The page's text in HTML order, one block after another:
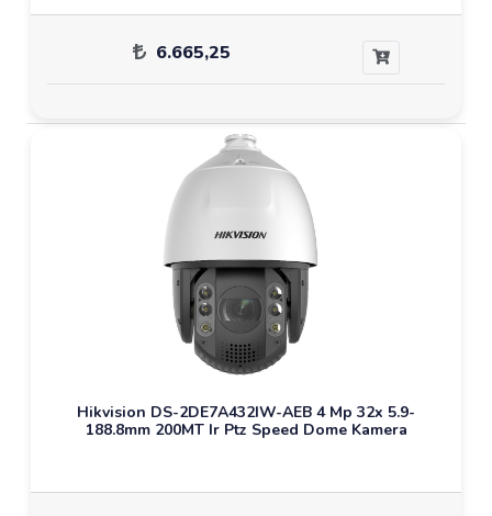
6.665,25
Hikvision DS-2DE7A432IW-AEB 4 Mp 32x 5.9-
188.8mm 200MT Ir Ptz Speed Dome Kamera